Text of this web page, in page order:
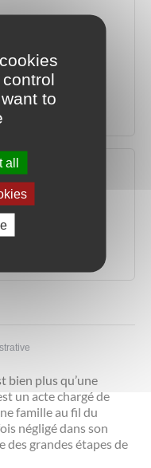
(racket)
et au lycée
association ?
(Dila) -
bien plus qu’une
un acte chargé de
famille au fil du
négligé dans son
grandes étapes de
to
all